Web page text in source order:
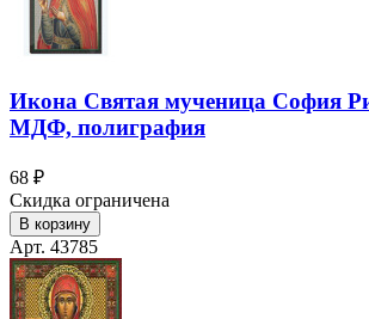
Икона Святая мученица София
МДФ, полиграфия
68 ₽
Скидка ограничена
В корзину
Арт. 43785